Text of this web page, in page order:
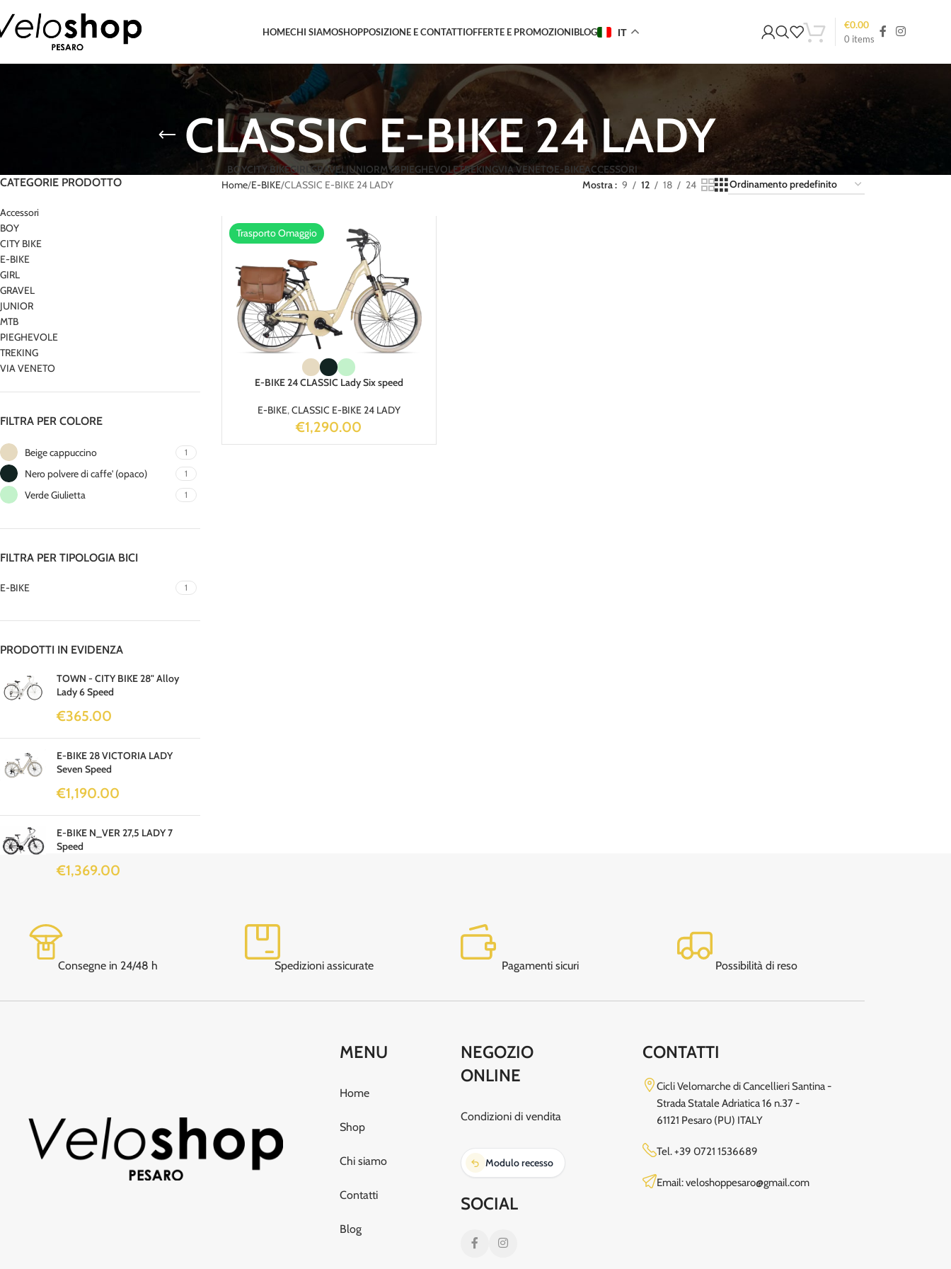
HOMECHI SIAMOSHOPPOSIZIONE E CONTATTIOFFERTE E PROMOZIONIBLOG IT
0 items
€0.00
CLASSIC E-BIKE 24 LADY
BOYCITY BIKEGIRLGRAVELJUNIORMTBPIEGHEVOLETREKINGVIA VENETOE-BIKEACCESSORI
CATEGORIE PRODOTTO
Accessori
BOY
CITY BIKE
E-BIKE
GIRL
GRAVEL
JUNIOR
MTB
PIEGHEVOLE
TREKING
VIA VENETO
FILTRA PER COLORE
Beige cappuccino 1
Nero polvere di caffe' (opaco) 1
Verde Giulietta 1
FILTRA PER TIPOLOGIA BICI
E-BIKE 1
PRODOTTI IN EVIDENZA
TOWN - CITY BIKE 28" Alloy
Lady 6 Speed
€365.00
E-BIKE 28 VICTORIA LADY
Seven Speed
€1,190.00
E-BIKE N_VER 27,5 LADY 7
Speed
€1,369.00
Home E-BIKE CLASSIC E-BIKE 24 LADY Mostra 9 12 18 24
Trasporto Omaggio
E-BIKE 24 CLASSIC Lady Six speed
E-BIKE,CLASSIC E-BIKE 24 LADY
€1,290.00
Consegne in 24/48 h Spedizioni assicurate Pagamenti sicuri Possibilità di reso
MENU
Home
Shop
Chi siamo
Contatti
Blog
NEGOZIO
ONLINE
Condizioni di vendita
Modulo recesso
SOCIAL
CONTATTI
Cicli Velomarche di Cancellieri Santina -
Strada Statale Adriatica 16 n.37 -
61121 Pesaro (PU) ITALY
Tel.+39 0721 1536689
Email: veloshoppesaro@gmail.com